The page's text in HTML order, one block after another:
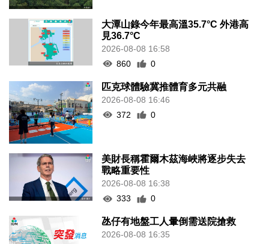
大潭山錄今年最高溫35.7°C 外港高
見36.7°C
2026-08-08 16:58
860
0
匹克球體驗冀推體育多元共融
2026-08-08 16:46
372
0
美財長稱霍爾木茲海峽將逐步失去
戰略重要性
2026-08-08 16:38
333
0
氹仔有地盤工人暈倒需送院搶救
2026-08-08 16:35